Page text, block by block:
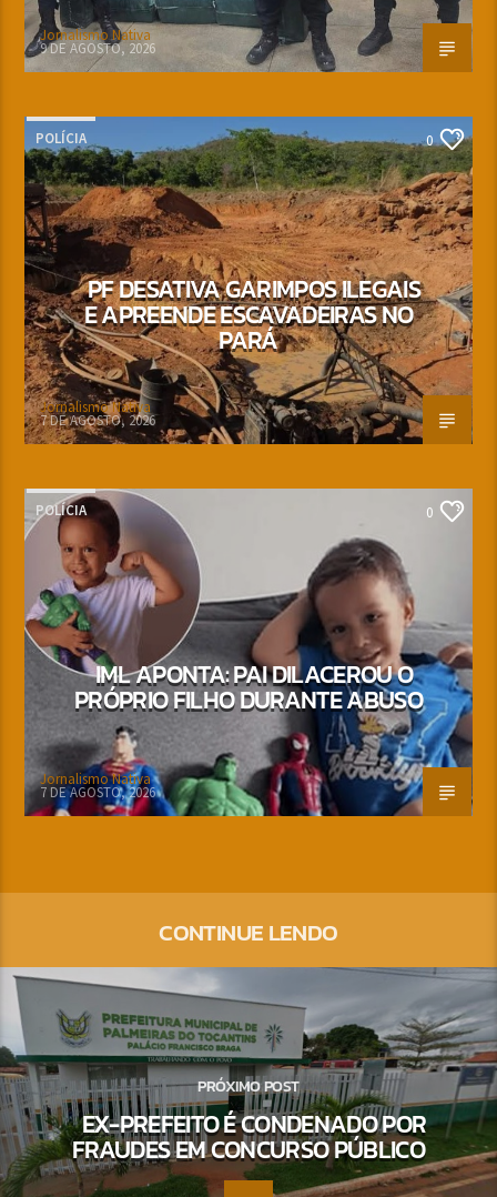
Jornalismo Nativa
9 DE AGOSTO, 2026
POLÍCIA 0
PF DESATIVA GARIMPOS ILEGAIS
E APREENDE ESCAVADEIRAS NO
PARÁ
Jornalismo Nativa
7 DE AGOSTO, 2026
POLÍCIA 0
IML APONTA: PAI DILACEROU O
PRÓPRIO FILHO DURANTE ABUSO
Jornalismo Nativa
7 DE AGOSTO, 2026
CONTINUE LENDO
PRÓXIMO POST
EX-PREFEITO É CONDENADO POR
FRAUDES EM CONCURSO PÚBLICO